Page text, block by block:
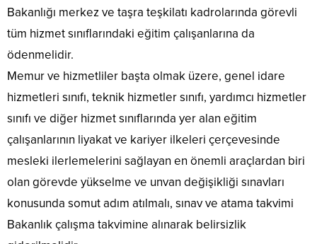
Bakanlığı merkez ve taşra teşkilatı kadrolarında görevli
tüm hizmet sınıflarındaki eğitim çalışanlarına da
ödenmelidir.
Memur ve hizmetliler başta olmak üzere, genel idare
hizmetleri sınıfı, teknik hizmetler sınıfı, yardımcı hizmetler
sınıfı ve diğer hizmet sınıflarında yer alan eğitim
çalışanlarının liyakat ve kariyer ilkeleri çerçevesinde
mesleki ilerlemelerini sağlayan en önemli araçlardan biri
olan görevde yükselme ve unvan değişikliği sınavları
konusunda somut adım atılmalı, sınav ve atama takvimi
Bakanlık çalışma takvimine alınarak belirsizlik